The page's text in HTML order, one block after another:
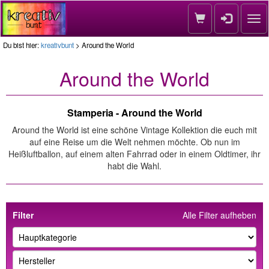
Du bist hier:kreativbunt > Around the World
Around the World
Stamperia - Around the World
Around the World ist eine schöne Vintage Kollektion die euch mit
auf eine Reise um die Welt nehmen möchte. Ob nun im
Heißluftballon, auf einem alten Fahrrad oder in einem Oldtimer, ihr
habt die Wahl.
Alle Filter aufheben
Filter